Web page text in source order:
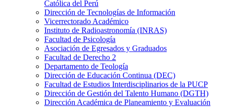
Católica del Perú
Dirección de Tecnologías de Información
Vicerrectorado Académico
Instituto de Radioastronomía (INRAS)
Facultad de Psicología
Asociación de Egresados y Graduados
Facultad de Derecho 2
Departamento de Teología
Dirección de Educación Continua (DEC)
Facultad de Estudios Interdisciplinarios de la PUCP
Dirección de Gestión del Talento Humano (DGTH)
Dirección Académica de Planeamiento y Evaluación